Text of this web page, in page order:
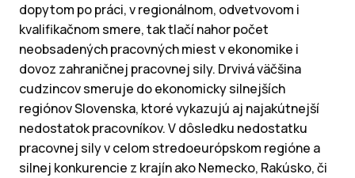
dopytom po práci, v regionálnom, odvetvovom i
kvalifikačnom smere, tak tlačí nahor počet
neobsadených pracovných miest v ekonomike i
dovoz zahraničnej pracovnej sily. Drvivá väčšina
cudzincov smeruje do ekonomicky silnejších
regiónov Slovenska, ktoré vykazujú aj najakútnejší
nedostatok pracovníkov. V dôsledku nedostatku
pracovnej sily v celom stredoeurópskom regióne a
silnej konkurencie z krajín ako Nemecko, Rakúsko, či